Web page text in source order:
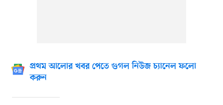
প্রথম আলোর খবর পেতে গুগল নিউজ চ্যানেল ফলো
করুন